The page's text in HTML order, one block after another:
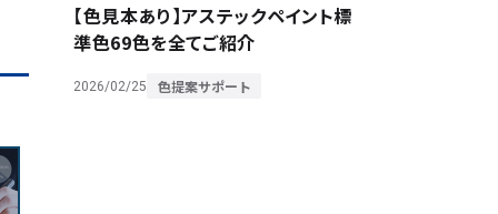
【色見本あり】アステックペイント標
準色69色を全てご紹介
2026/02/25 色提案サポート